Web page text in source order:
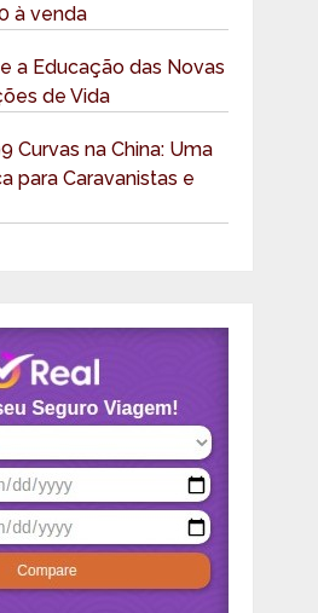
à venda
a Educação das Novas
de Vida
Curvas na China: Uma
para Caravanistas e